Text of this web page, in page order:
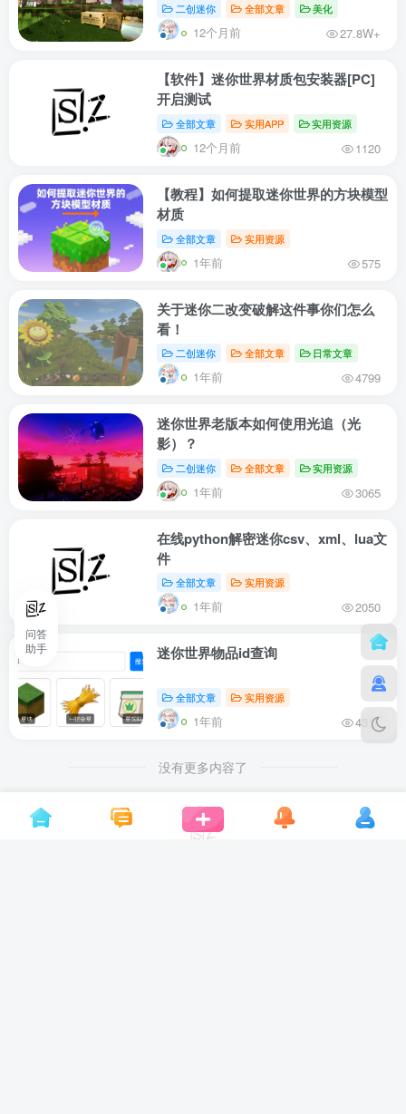
二创迷你 全部文章 美化
12个月前 27.8W+
【软件】迷你世界材质包安装器[PC]
开启测试
全部文章 实用APP 实用资源
12个月前 1120
【教程】如何提取迷你世界的方块模型
材质
全部文章 实用资源
1年前 575
关于迷你二改变破解这件事你们怎么
看！
二创迷你 全部文章 日常文章
1年前 4799
迷你世界老版本如何使用光追（光
影）？
二创迷你 全部文章 实用资源
1年前 3065
在线python解密迷你csv、xml、lua文
件
全部文章 实用资源
1年前 2050
迷你世界物品id查询
全部文章 实用资源
1年前 4316
没有更多内容了
问答
助手